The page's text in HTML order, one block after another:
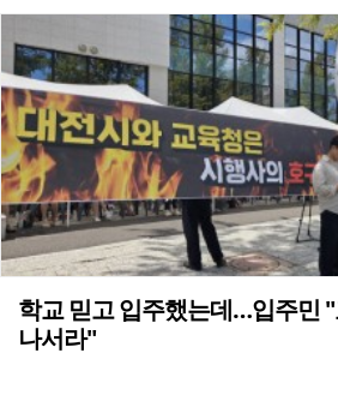
학교 믿고 입주했는데…입주민
나서라"